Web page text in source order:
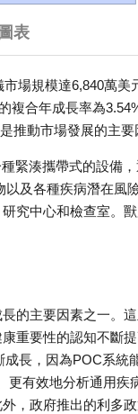
圖表
場規模達6,840萬
複合年成長率為
推動市場發展的主要
緊湊攜帶式的設備
及各種疾病潛在風
究中心和檢查室。
的主要因素之一。
重要性的認知不斷
長，因為POC系
更有效地分析通用
，政府推出的利多